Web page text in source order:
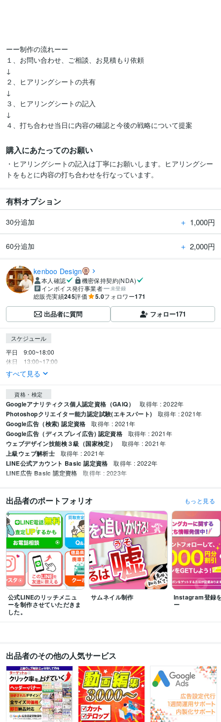
ーー制作の流れーー
１、お問い合わせ、ご相談、お見積もり依頼
↓
２、ヒアリングシートの共有
↓
３、ヒアリングシートの記入
↓
４、打ち合わせ当日に内容の確認と今後の戦略について提案
購入にあたってのお願い
・ヒアリングシートの記入は丁寧にお願いします。ヒアリングシー
トをもとに内容の打ち合わせを行なっています。
有料オプション
30分追加 ＋ 1,000円
60分追加 ＋ 2,000円
kenboo Design
本人確認
機密保持契約(NDA)
インボイス発行事業者
未登録
総販売実績245評価 5.0フォロワー171
出品者に質問 フォロー171
スケジュール
平日　9:00~18:00
休日　13:00~17:00
すべて見る
資格・検定
Googleアナリティクス個人認定資格（GAIQ） 取得年 : 2022年
Photoshopクリエイター能力認定試験(エキスパート) 取得年 : 2021年
Google広告（検索) 認定資格 取得年 : 2021年
Google広告（ディスプレイ広告) 認定資格 取得年 : 2021年
ウェブデザイン技能検３級（国家検定） 取得年 : 2021年
上級ウェブ解析士 取得年 : 2021年
LINE公式アカウント Basic 認定資格 取得年 : 2022年
LINE広告 Basic 認定資格 取得年 : 2023年
出品者のポートフォリオ もっと見る
公式LINEのリッチメニュ
ーを制作させていただきま
した。
サムネイル制作
Instagram登録
ー
出品者のその他の人気サービス